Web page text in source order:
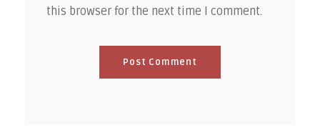
this browser for the next time I comment.